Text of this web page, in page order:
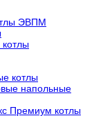
ЭВПМ
котлы
напольные
Премиум котлы